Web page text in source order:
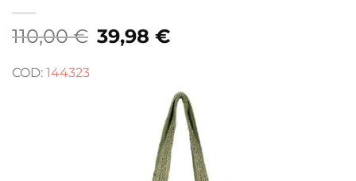
110,00€ Il
prezzo
39,98€Il
prezzo
COD: 144323